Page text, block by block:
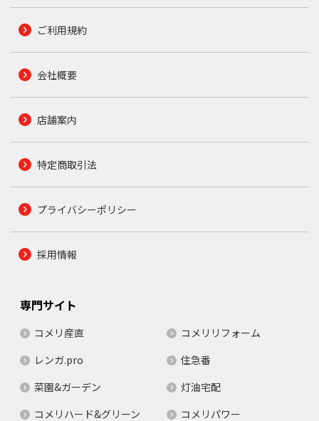
ご利用規約
会社概要
店舗案内
特定商取引法
プライバシーポリシー
採用情報
専門サイト
コメリ産直
コメリリフォーム
レンガ.pro
住急番
菜園&ガーデン
灯油宅配
コメリハード&グリーン
コメリパワー